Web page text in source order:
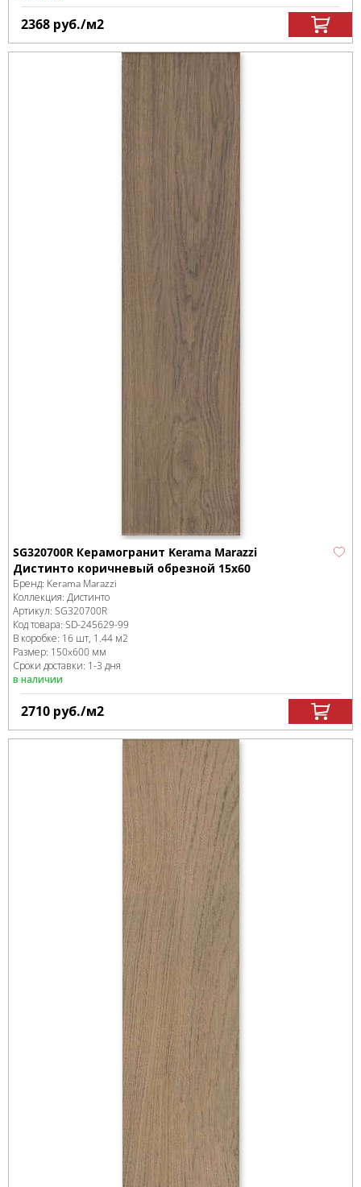
2368 руб./м2
SG320700R Керамогранит Kerama Marazzi
Дистинто коричневый обрезной 15х60
Бренд: Kerama Marazzi
Коллекция: Дистинто
Артикул: SG320700R
Код товара: SD-245629-99
В коробке: 16 шт, 1.44 м2
Размер: 150x600 мм
Сроки доставки: 1-3 дня
в наличии
2710 руб./м2